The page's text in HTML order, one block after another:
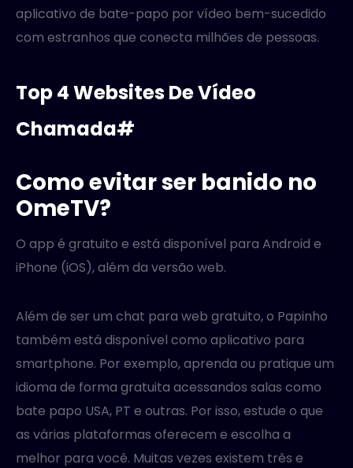
aplicativo de bate-papo por vídeo bem-sucedido
com estranhos que conecta milhões de pessoas.
Top 4 Websites De Vídeo
Chamada#
Como evitar ser banido no
OmeTV?
O app é gratuito e está disponível para Android e
iPhone (iOS), além da versão web.
Além de ser um chat para web gratuito, o Papinho
também está disponível como aplicativo para
smartphone. Por exemplo, aprenda ou pratique um
idioma de forma gratuita acessandos salas como
bate papo USA, PT e outras. Por isso, estude o que
as várias plataformas oferecem e escolha a
melhor para você. Muitas vezes existem três e